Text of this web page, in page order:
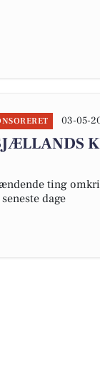
03-05-
ting
dage